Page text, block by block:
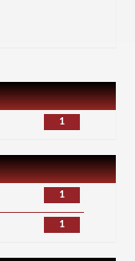
1
1
1